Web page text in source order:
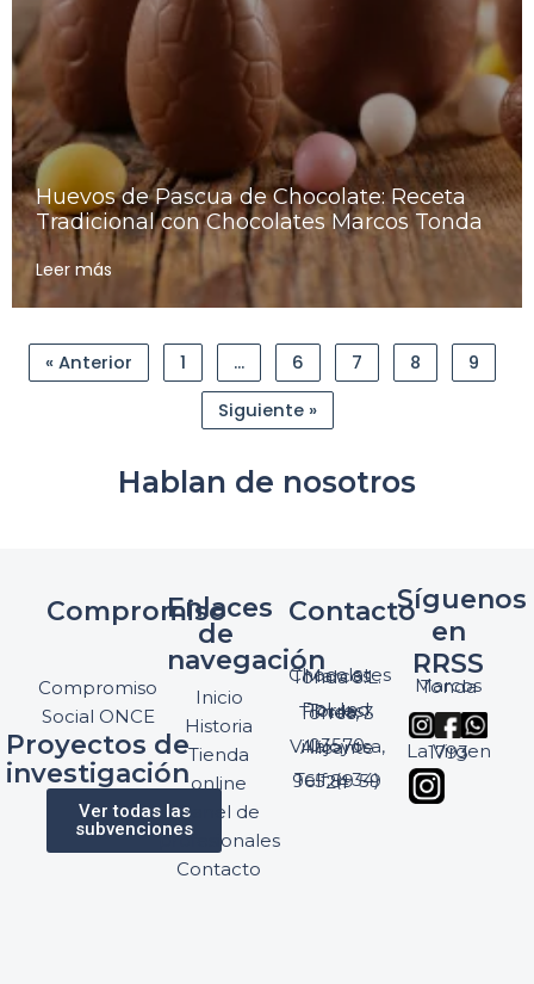
Huevos de Pascua de Chocolate: Receta
Tradicional con Chocolates Marcos Tonda
Leer más
« Anterior 1 … 6 7 8
9
Siguiente »
Hablan de nosotros
Compromiso
Compromiso
Social ONCE
Proyectos de
investigación
Ver todas las
subvenciones
Enlaces
de
navegación
Inicio
Historia
Tienda
online
Panel de
profesionales
Contacto
Contacto
Chocolates Marcos Tonda S.L.
Pol. Ind. Torres, Ptda. Torres, 3
03570 Villajoyosa, Alicante
Telf: (+34) 965 89 59 24
Síguenos
en
RRSS
Marcos Tonda
La Virgen 1793